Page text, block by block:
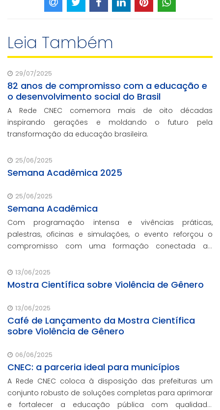
Leia Também
29/07/2025
82 anos de compromisso com a educação e
o desenvolvimento social do Brasil
A Rede CNEC comemora mais de oito décadas
inspirando gerações e moldando o futuro pela
transformação da educação brasileira.
25/06/2025
Semana Acadêmica 2025
25/06/2025
Semana Acadêmica
Com programação intensa e vivências práticas,
palestras, oficinas e simulações, o evento reforçou o
compromisso com uma formação conectada ao
13/06/2025
Mostra Científica sobre Violência de Gênero
13/06/2025
Café de Lançamento da Mostra Científica
sobre Violência de Gênero
06/06/2025
CNEC: a parceria ideal para municípios
A Rede CNEC coloca à disposição das prefeituras um
conjunto robusto de soluções completas para aprimorar
e fortalecer a educação pública com qualidade,